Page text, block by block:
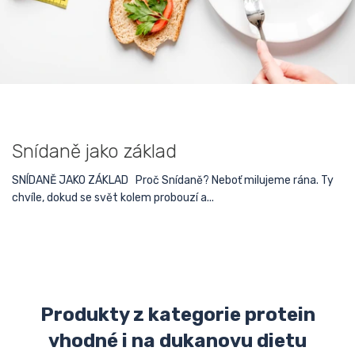
Snídaně jako základ
SNÍDANĚ JAKO ZÁKLAD Proč Snídaně? Neboť milujeme rána. Ty
chvíle, dokud se svět kolem probouzí a...
Produkty z kategorie protein
vhodné i na dukanovu dietu